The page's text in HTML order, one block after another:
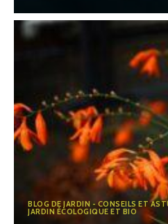
BLOG DE JARDIN - CONSEILS ET
JARDIN ÉCOLOGIQUE ET BIO